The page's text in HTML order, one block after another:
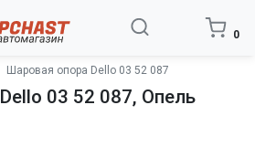
0
Шаровая опора Dello 03 52 087
03 52 087, Опель